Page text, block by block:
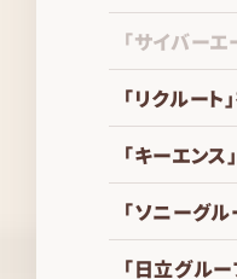
「サイバー
「リクルー
「キーエン
「ソニーグ
「日立グル